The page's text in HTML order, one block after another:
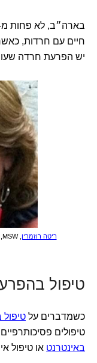
יש הפרעת חרדה
ריטה רוזמרין , MSW, מטפלת בהפרעות חרדה בתל אביב, מכון טמיר
טיפול
כשמדברים על
טיפולים
באינטרנט או טיפול